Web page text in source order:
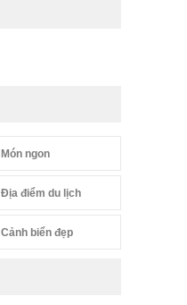
Món ngon
Địa điểm du lịch
Cảnh biển đẹp